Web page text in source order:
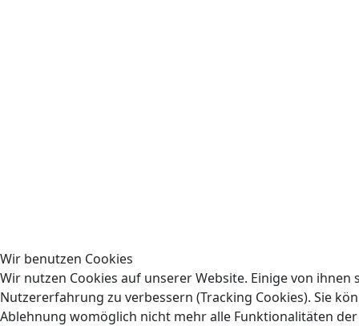
Wir benutzen Cookies
Wir nutzen Cookies auf unserer Website. Einige von
Nutzererfahrung zu verbessern (Tracking Cookies). Sie
Ablehnung womöglich nicht mehr alle Funktionalitäten